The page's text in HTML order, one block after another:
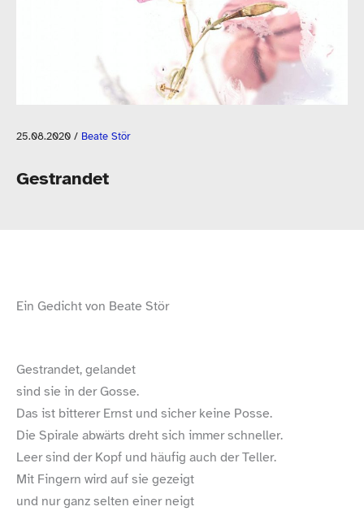
25.08.2020 / Beate Stör
Gestrandet
Ein Gedicht von Beate Stör
Gestrandet, gelandet
sind sie in der Gosse.
Das ist bitterer Ernst und sicher keine Posse.
Die Spirale abwärts dreht sich immer schneller.
Leer sind der Kopf und häufig auch der Teller.
Mit Fingern wird auf sie gezeigt
und nur ganz selten einer neigt